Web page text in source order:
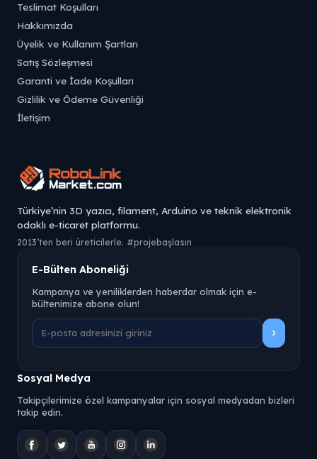
Teslimat Koşulları
Hakkımızda
Üyelik ve Kullanım Şartları
Satış Sözleşmesi
Garanti ve İade Koşulları
Gizlilik ve Ödeme Güvenliği
İletişim
Türkiye’nin 3D yazıcı, filament, Arduino ve teknik elektronik
odaklı e-ticaret platformu.
2013’ten beri üreticilerle. #projebaşlasın
E-Bülten Aboneliği
Kampanya ve yeniliklerden haberdar olmak için e-
bültenimize abone olun!
Sosyal Medya
Takipçilerimize özel kampanyalar için sosyal medyadan bizleri
takip edin.